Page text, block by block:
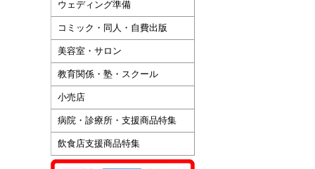
ウェディング準備
コミック・同人・自費出版
美容室・サロン
教育関係・塾・スクール
小売店
病院・診療所・支援商品特集
飲食店支援商品特集